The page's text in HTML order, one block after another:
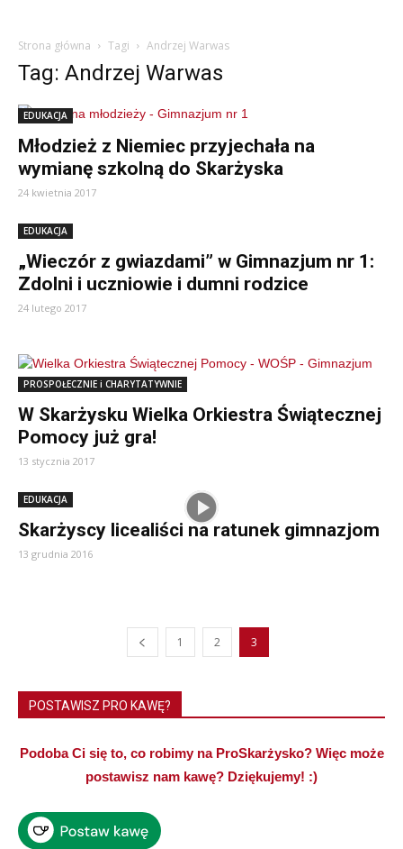
Strona główna Tagi Andrzej Warwas
Tag: Andrzej Warwas
EDUKACJA
Młodzież z Niemiec przyjechała na
wymianę szkolną do Skarżyska
24 kwietnia 2017
EDUKACJA
„Wieczór z gwiazdami” w Gimnazjum nr 1:
Zdolni i uczniowie i dumni rodzice
24 lutego 2017
PROSPOŁECZNIE i CHARYTATYWNIE
W Skarżysku Wielka Orkiestra Świątecznej
Pomocy już gra!
13 stycznia 2017
EDUKACJA
Skarżyscy licealiści na ratunek gimnazjom
13 grudnia 2016
1 2 3
POSTAWISZ PRO KAWĘ?
Podoba Ci się to, co robimy na ProSkarżysko? Więc może
postawisz nam kawę? Dziękujemy! :)